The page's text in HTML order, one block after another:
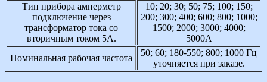
Тип прибора амперметр
подключение через
трансформатор тока со
вторичным током 5А.
10; 20; 30; 50; 75; 100; 150;
200; 300; 400; 600; 800; 1000;
1500; 2000; 3000; 4000;
5000А
Номинальная рабочая частота
50; 60; 180-550; 800; 1000 Гц
уточняется при заказе.